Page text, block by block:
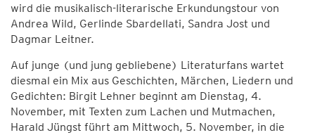
wird die musikalisch-literarische Erkundungstour von
Andrea Wild, Gerlinde Sbardellati, Sandra Jost und
Dagmar Leitner.
Auf junge (und jung gebliebene) Literaturfans wartet
diesmal ein Mix aus Geschichten, Märchen, Liedern und
Gedichten: Birgit Lehner beginnt am Dienstag, 4.
November, mit Texten zum Lachen und Mutmachen,
Harald Jüngst führt am Mittwoch, 5. November, in die